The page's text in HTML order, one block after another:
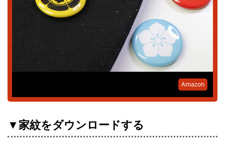
Amazon
▼家紋をダウンロードする